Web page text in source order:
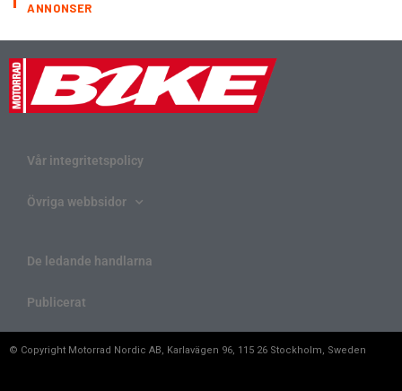
ANNONSER
Vår integritetspolicy
Övriga webbsidor
De ledande handlarna
Publicerat
© Copyright Motorrad Nordic AB, Karlavägen 96, 115 26 Stockholm, Sweden